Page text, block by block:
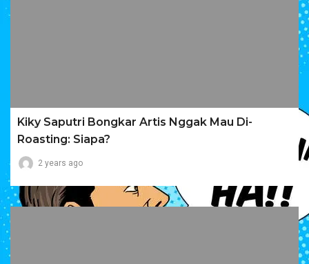
Kiky Saputri Bongkar Artis Nggak Mau Di-
Roasting: Siapa?
2 years ago